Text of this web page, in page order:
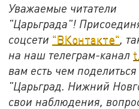
Уважаемые читатели
"Царьграда"!
соцсети "ВКонтакте",
на наш телеграм-канал
вам есть чем
"Царьград. Нижний
свои наблюдения,